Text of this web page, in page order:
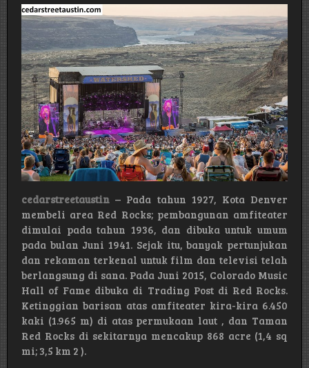
cedarstreetaustin – Pada tahun 1927, Kota Denver
membeli area Red Rocks; pembangunan amfiteater
dimulai pada tahun 1936, dan dibuka untuk umum
pada bulan Juni 1941. Sejak itu, banyak pertunjukan
dan rekaman terkenal untuk film dan televisi telah
berlangsung di sana. Pada Juni 2015, Colorado Music
Hall of Fame dibuka di Trading Post di Red Rocks.
Ketinggian barisan atas amfiteater kira-kira 6.450
kaki (1.965 m) di atas permukaan laut , dan Taman
Red Rocks di sekitarnya mencakup 868 acre (1,4 sq
mi; 3,5 km 2 ).